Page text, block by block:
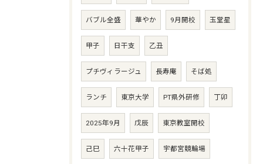
バブル全盛 華やか 9月開校 玉堂星
甲子 日干支 乙丑
プチヴィラージュ 長寿庵 そば処
ランチ 東京大学 PT県外研修 丁卯
2025年9月 戊辰 東京教室開校
己巳 六十花甲子 宇都宮競輪場